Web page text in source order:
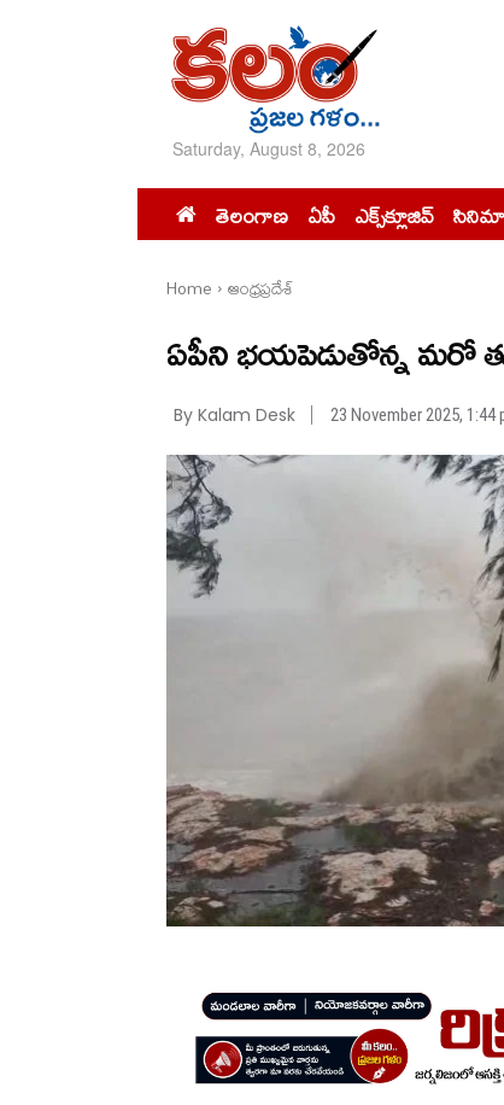
Saturday, August 8, 2026
తెలంగాణ ఏపీ ఎక్స్‌క్లూజివ్‌ సినిమా
Home ఆంధ్రప్రదేశ్
ఏపీని భయపెడుతోన్న మరో
By Kalam Desk 23 November 2025, 1:44